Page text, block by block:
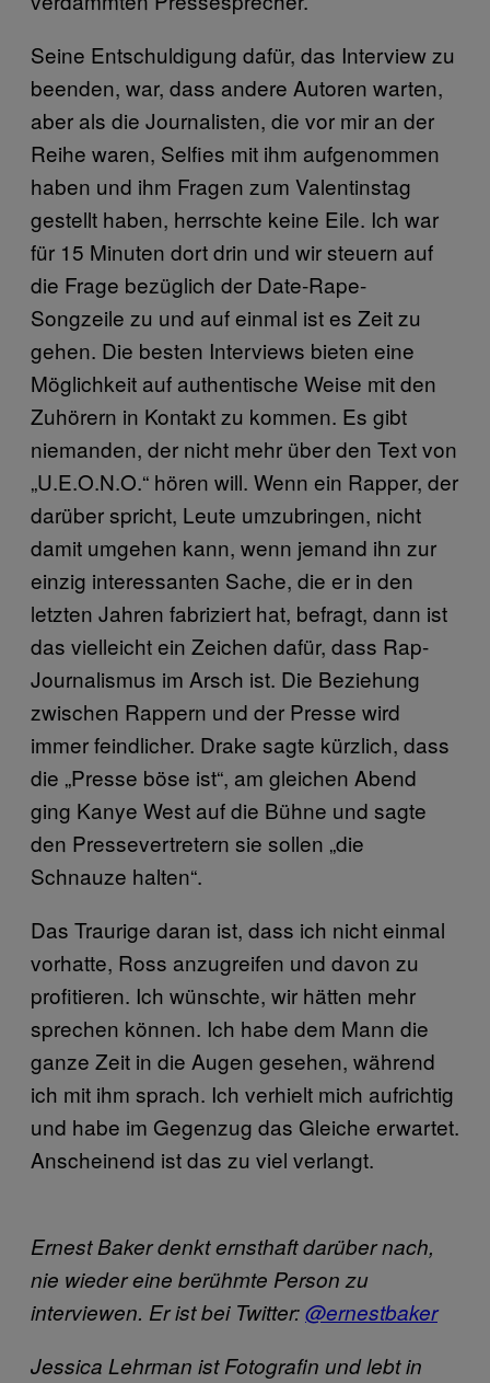
Seine Entschuldigung dafür, das Interview zu
beenden, war, dass andere Autoren warten,
aber als die Journalisten, die vor mir an der
Reihe waren, Selfies mit ihm aufgenommen
haben und ihm Fragen zum Valentinstag
gestellt haben, herrschte keine Eile. Ich war
für 15 Minuten dort drin und wir steuern auf
die Frage bezüglich der Date-Rape-
Songzeile zu und auf einmal ist es Zeit zu
gehen. Die besten Interviews bieten eine
Möglichkeit auf authentische Weise mit den
Zuhörern in Kontakt zu kommen. Es gibt
niemanden, der nicht mehr über den Text von
„U.E.O.N.O.“ hören will. Wenn ein Rapper, der
darüber spricht, Leute umzubringen, nicht
damit umgehen kann, wenn jemand ihn zur
einzig interessanten Sache, die er in den
letzten Jahren fabriziert hat, befragt, dann ist
das vielleicht ein Zeichen dafür, dass Rap-
Journalismus im Arsch ist. Die Beziehung
zwischen Rappern und der Presse wird
immer feindlicher. Drake sagte kürzlich, dass
die „Presse böse ist“, am gleichen Abend
ging Kanye West auf die Bühne und sagte
den Pressevertretern sie sollen „die
Schnauze halten“.
Das Traurige daran ist, dass ich nicht einmal
vorhatte, Ross anzugreifen und davon zu
profitieren. Ich wünschte, wir hätten mehr
sprechen können. Ich habe dem Mann die
ganze Zeit in die Augen gesehen, während
ich mit ihm sprach. Ich verhielt mich aufrichtig
und habe im Gegenzug das Gleiche erwartet.
Anscheinend ist das zu viel verlangt.
Ernest Baker denkt ernsthaft darüber nach,
nie wieder eine berühmte Person zu
interviewen. Er ist bei Twitter:@ernestbaker
Jessica Lehrman ist Fotografin und lebt in